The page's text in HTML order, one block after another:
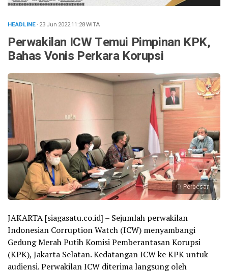
HEADLINE· 23 Jun 202211:28WITA
Perwakilan ICW Temui Pimpinan KPK,
Bahas Vonis Perkara Korupsi
Perbesar
JAKARTA [siagasatu.co.id] – Sejumlah perwakilan
Indonesian Corruption Watch (ICW) menyambangi
Gedung Merah Putih Komisi Pemberantasan Korupsi
(KPK), Jakarta Selatan. Kedatangan ICW ke KPK untuk
audiensi. Perwakilan ICW diterima langsung oleh